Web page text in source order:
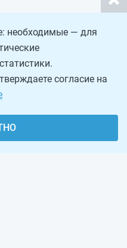
необходимые — для
согласие на